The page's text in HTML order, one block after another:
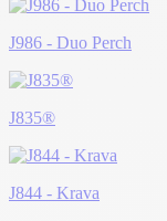
J986 - Duo Perch
J835®
J844 - Krava